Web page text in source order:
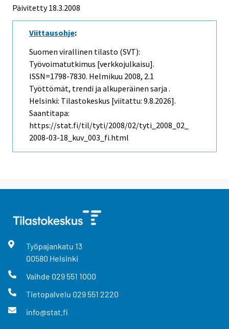
Päivitetty 18.3.2008
Viittausohje:
Suomen virallinen tilasto (SVT):
Työvoimatutkimus [verkkojulkaisu].
ISSN=1798-7830. Helmikuu 2008, 2.1
Työttömät, trendi ja alkuperäinen sarja .
Helsinki: Tilastokeskus [viitattu: 9.8.2026].
Saantitapa:
https://stat.fi/til/tyti/2008/02/tyti_2008_02_
2008-03-18_kuv_003_fi.html
Työpajankatu 13
00580 Helsinki
Vaihde 029 551 1000
Tietopalvelu 029 551 2220
info@stat.fi